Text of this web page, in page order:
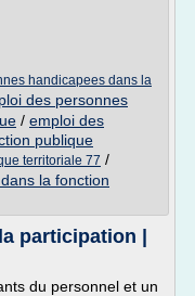
handicapees dans la
des personnes
/ emploi des
publique
territoriale 77 /
la fonction
participation |
du personnel et un